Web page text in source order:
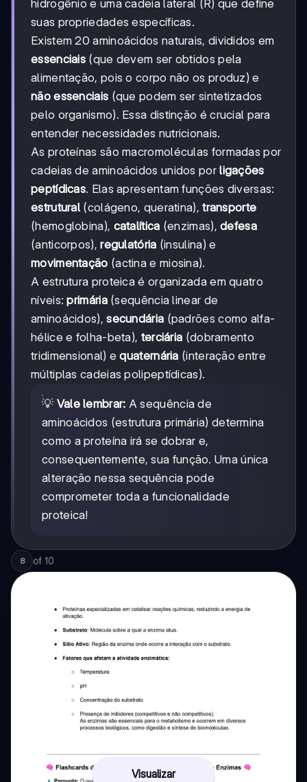
hidrogênio e uma cadeia lateral (R) que define
suas propriedades específicas.
Existem 20 aminoácidos naturais, divididos em
essenciais (que devem ser obtidos pela
alimentação, pois o corpo não os produz) e
não essenciais (que podem ser sintetizados
pelo organismo). Essa distinção é crucial para
entender necessidades nutricionais.
As proteínas são macromoléculas formadas por
cadeias de aminoácidos unidos porligações
peptídicas. Elas apresentam funções diversas:
estrutural (colágeno, queratina),transporte
(hemoglobina), catalítica (enzimas),defesa
(anticorpos),regulatória (insulina) e
movimentação (actina e miosina).
A estrutura proteica é organizada em quatro
níveis:primária(sequência linear de
aminoácidos),secundária (padrões como alfa-
hélice e folha-beta), terciária (dobramento
tridimensional) equaternária (interação entre
múltiplas cadeias polipeptídicas).
💡 Vale lembrar: A sequência de
aminoácidos (estrutura primária) determina
como a proteína irá se dobrar e,
consequentemente, sua função. Uma única
alteração nessa sequência pode
comprometer toda a funcionalidade
proteica!
8 of 10
Visualizar